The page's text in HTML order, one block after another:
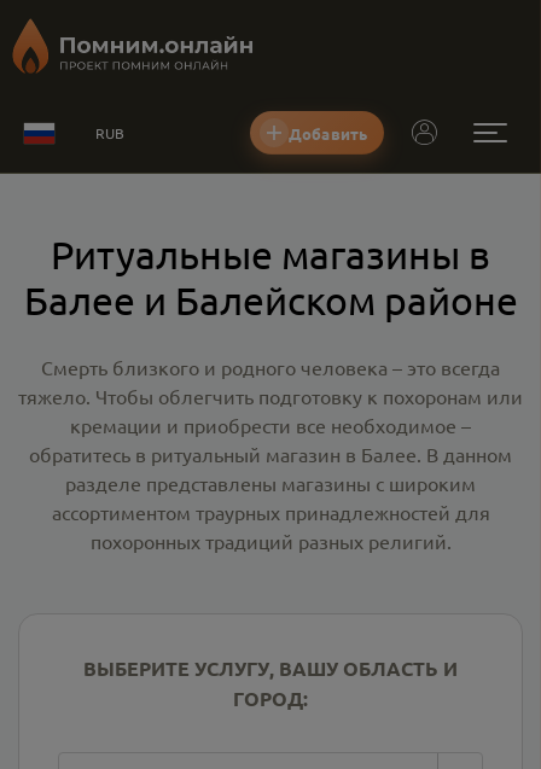
RUB Добавить
Ритуальные магазины в
Балее и Балейском районе
Смерть близкого и родного человека – это всегда
тяжело. Чтобы облегчить подготовку к похоронам или
кремации и приобрести все необходимое –
обратитесь в ритуальный магазин в Балее. В данном
разделе представлены магазины с широким
ассортиментом траурных принадлежностей для
похоронных традиций разных религий.
ВЫБЕРИТЕ УСЛУГУ, ВАШУ ОБЛАСТЬ И
ГОРОД: